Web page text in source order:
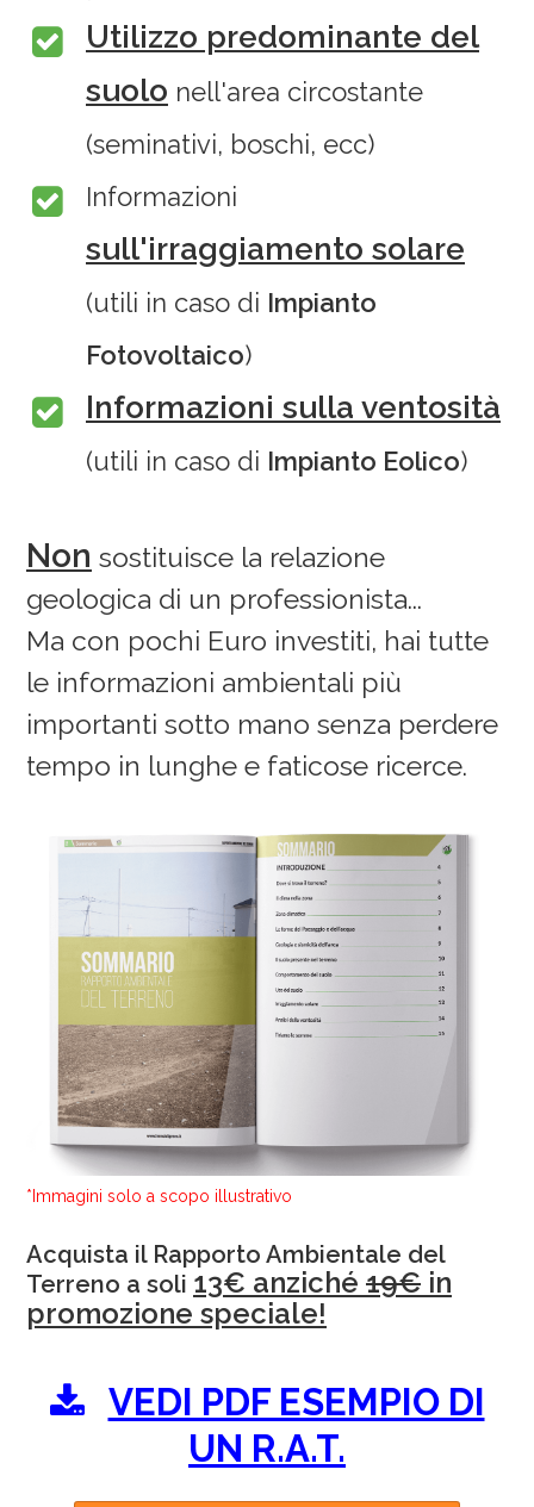
Utilizzo predominante del
suolo nell'area circostante
(seminativi, boschi, ecc)
Informazioni
sull'irraggiamento solare
(utili in caso di Impianto
Fotovoltaico)
Informazioni sulla ventosità
(utili in caso di Impianto Eolico)
Non sostituisce la relazione
geologica di un professionista...
Ma con pochi Euro investiti, hai tutte
le informazioni ambientali più
importanti sotto mano senza perdere
tempo in lunghe e faticose ricerce.
*Immagini solo a scopo illustrativo
Acquista il Rapporto Ambientale del
Terreno a soli 13€ anziché 19€ in
promozione speciale!
VEDI PDF ESEMPIO DI
UN R.A.T.